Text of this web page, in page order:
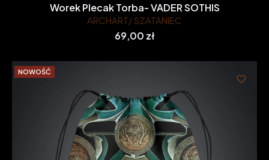
Worek Plecak Torba- VADER SOTHIS
ARCHART/ SZATANIEC
Cena
69,00 zł
NOWOŚĆ